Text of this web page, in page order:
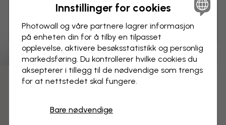
Endringer
Mål
Tips! Du kan klikke på bildet for å lage en markering og
skrive en kommentar.
Innstillinger for cookies
Photowall og våre partnere lagrer informasjon
på enheten din for å tilby en tilpasset
opplevelse, aktivere besøks­statistikk og personlig
markedsføring. Du kontrollerer hvilke cookies du
aksepterer i tillegg til de nødvendige som trengs
for at nettstedet skal fungere.
Bare nødvendige